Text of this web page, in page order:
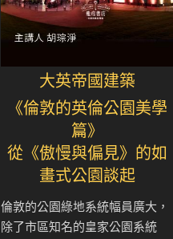
大英帝國建築
《倫敦的英倫公園美學
篇》
從《傲慢與偏見》的如
畫式公園談起
倫敦的公園綠地系統幅員廣大，
除了市區知名的皇家公園系統